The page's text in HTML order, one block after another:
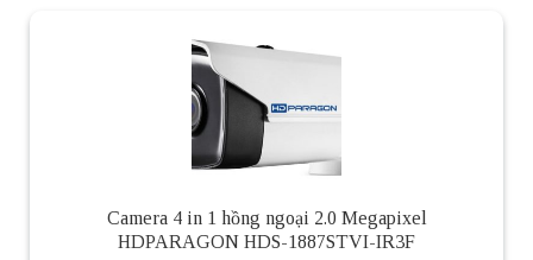
Camera 4 in 1 hồng ngoại 2.0 Megapixel
HDPARAGON HDS-1887STVI-IR3F